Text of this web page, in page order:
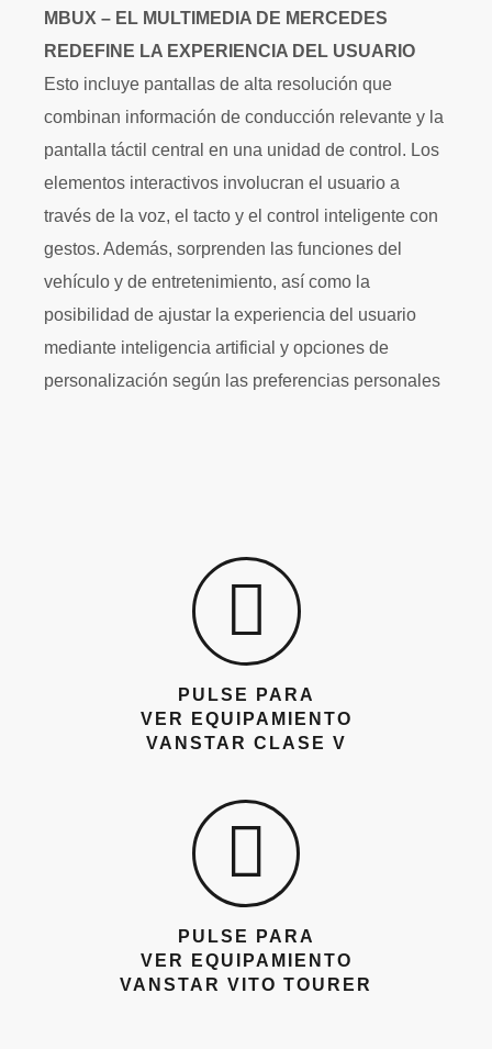
MBUX – EL MULTIMEDIA DE MERCEDES
REDEFINE LA EXPERIENCIA DEL USUARIO
Esto incluye pantallas de alta resolución que
combinan información de conducción relevante y la
pantalla táctil central en una unidad de control. Los
elementos interactivos involucran el usuario a
través de la voz, el tacto y el control inteligente con
gestos. Además, sorprenden las funciones del
vehículo y de entretenimiento, así como la
posibilidad de ajustar la experiencia del usuario
mediante inteligencia artificial y opciones de
personalización según las preferencias personales
PULSE PARA
VER EQUIPAMIENTO
VANSTAR CLASE V
PULSE PARA
VER EQUIPAMIENTO
VANSTAR VITO TOURER